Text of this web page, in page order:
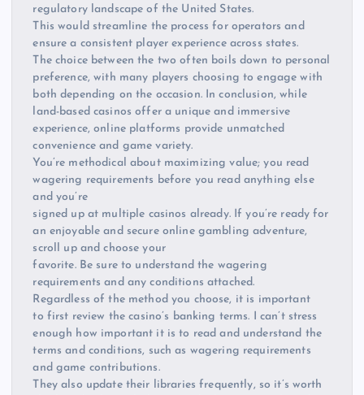
regulatory landscape of the United States.
This would streamline the process for operators and
ensure a consistent player experience across states.
The choice between the two often boils down to personal
preference, with many players choosing to engage with
both depending on the occasion. In conclusion, while
land-based casinos offer a unique and immersive
experience, online platforms provide unmatched
convenience and game variety.
You’re methodical about maximizing value; you read
wagering requirements before you read anything else
and you’re
signed up at multiple casinos already. If you’re ready for
an enjoyable and secure online gambling adventure,
scroll up and choose your
favorite. Be sure to understand the wagering
requirements and any conditions attached.
Regardless of the method you choose, it is important
to first review the casino’s banking terms. I can’t stress
enough how important it is to read and understand the
terms and conditions, such as wagering requirements
and game contributions.
They also update their libraries frequently, so it’s worth